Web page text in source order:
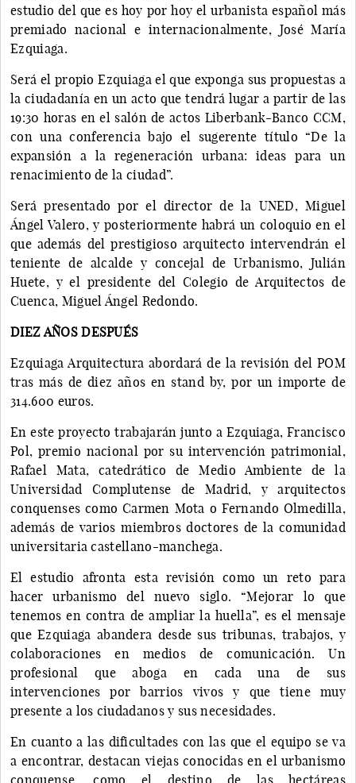
estudio del que es hoy por hoy el urbanista español más
premiado nacional e internacionalmente, José María
Ezquiaga.
Será el propio Ezquiaga el que exponga sus propuestas a
la ciudadanía en un acto que tendrá lugar a partir de las
19:30 horas en el salón de actos Liberbank-Banco CCM,
con una conferencia bajo el sugerente título “De la
expansión a la regeneración urbana: ideas para un
renacimiento de la ciudad”.
Será presentado por el director de la UNED, Miguel
Ángel Valero, y posteriormente habrá un coloquio en el
que además del prestigioso arquitecto intervendrán el
teniente de alcalde y concejal de Urbanismo, Julián
Huete, y el presidente del Colegio de Arquitectos de
Cuenca, Miguel Ángel Redondo.
DIEZ AÑOS DESPUÉS
Ezquiaga Arquitectura abordará de la revisión del POM
tras más de diez años en stand by, por un importe de
314.600 euros.
En este proyecto trabajarán junto a Ezquiaga, Francisco
Pol, premio nacional por su intervención patrimonial,
Rafael Mata, catedrático de Medio Ambiente de la
Universidad Complutense de Madrid, y arquitectos
conquenses como Carmen Mota o Fernando Olmedilla,
además de varios miembros doctores de la comunidad
universitaria castellano-manchega.
El estudio afronta esta revisión como un reto para
hacer urbanismo del nuevo siglo. “Mejorar lo que
tenemos en contra de ampliar la huella”, es el mensaje
que Ezquiaga abandera desde sus tribunas, trabajos, y
colaboraciones en medios de comunicación. Un
profesional que aboga en cada una de sus
intervenciones por barrios vivos y que tiene muy
presente a los ciudadanos y sus necesidades.
En cuanto a las dificultades con las que el equipo se va
a encontrar, destacan viejas conocidas en el urbanismo
conquense, como el destino de las hectáreas